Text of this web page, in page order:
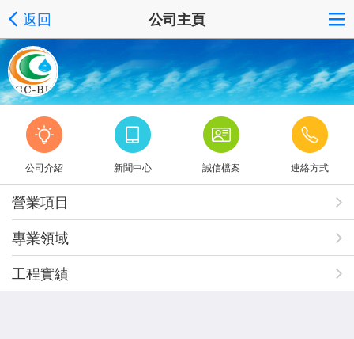
返回 公司主頁
公司介紹 新聞中心 誠信檔案 連絡方式
營業項目
專業領域
工程實績